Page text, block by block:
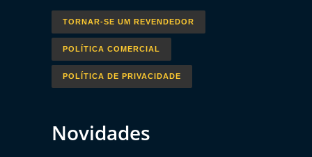
TORNAR-SE UM REVENDEDOR
POLÍTICA COMERCIAL
POLÍTICA DE PRIVACIDADE
Novidades